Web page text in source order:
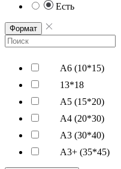
Есть
Формат
А6 (10*15)
13*18
А5 (15*20)
А4 (20*30)
А3 (30*40)
А3+ (35*45)